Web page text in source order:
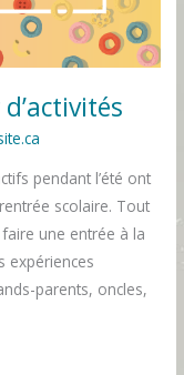
pendant l’été ont
scolaire. Tout
une entrée à la
expériences
parents, oncles,